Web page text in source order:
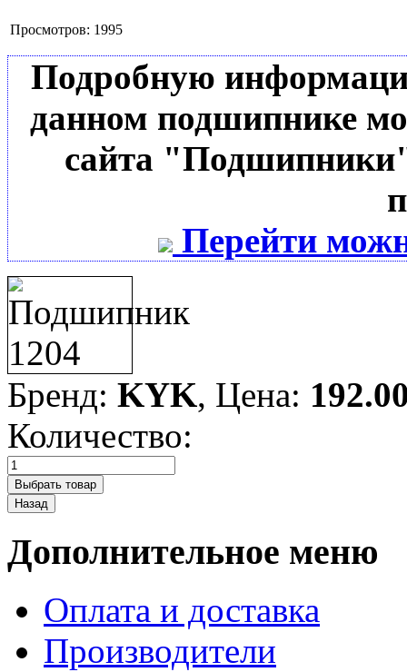
Просмотров: 1995
Подробную
данном подшипнике
сайта
Перейти
Бренд: KYK, Цена:
Количество:
Дополнительное меню
Оплата и доставка
Производители